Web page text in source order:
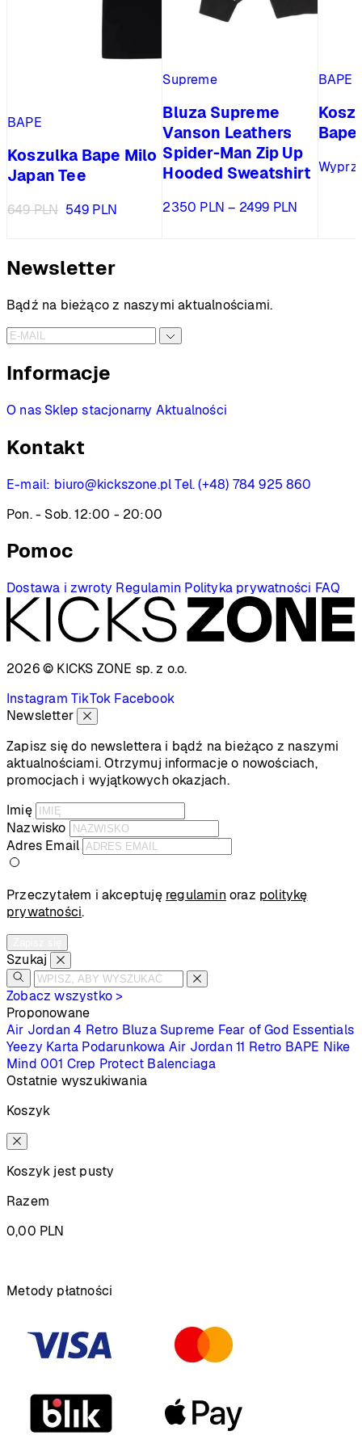
BAPE
Koszulka Bape Milo
Japan Tee
649PLN Pierwotna
649 PLN.
549 PLN Aktualna
Supreme
Bluza Supreme
Vanson Leathers
Spider-Man Zip Up
Hooded Sweatshirt
2350 PLN – 2499 PLN
BAPE
Bape
Newsletter
Bądź na bieżąco z naszymi aktualnościami.
Informacje
O nas Sklep stacjonarny Aktualności
Kontakt
E-mail: biuro@kickszone.pl Tel. (+48) 784 925 860
Pon. - Sob. 12:00 - 20:00
Pomoc
Dostawa i zwroty Regulamin Polityka prywatności FAQ
2026 © KICKS ZONE sp. z o.o.
Instagram TikTok Facebook
Newsletter
Zapisz się do newslettera i bądź na bieżąco z naszymi
aktualnościami. Otrzymuj informacje o nowościach,
promocjach i wyjątkowych okazjach.
Imię
Nazwisko
Adres Email
Przeczytałem i akceptuję regulamin oraz politykę
prywatności.
Szukaj
Zobacz wszystko >
Proponowane
Air Jordan 4 Retro Bluza Supreme Fear of God Essentials
Yeezy Karta Podarunkowa Air Jordan 11 Retro BAPE Nike
Mind 001 Crep Protect Balenciaga
Ostatnie wyszukiwania
Koszyk
Koszyk jest pusty
Razem
0,00 PLN
Metody płatności